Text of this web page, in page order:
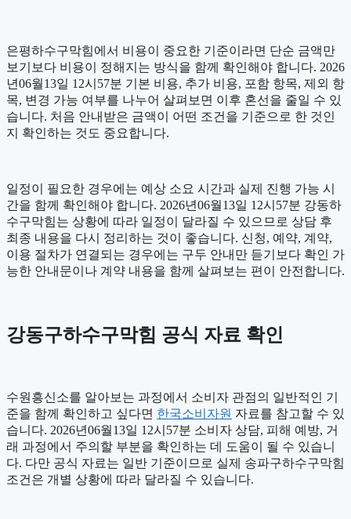
은평하수구막힘에서 비용이 중요한 기준이라면 단순 금액만
보기보다 비용이 정해지는 방식을 함께 확인해야 합니다. 2026
년06월13일 12시57분 기본 비용, 추가 비용, 포함 항목, 제외 항
목, 변경 가능 여부를 나누어 살펴보면 이후 혼선을 줄일 수 있
습니다. 처음 안내받은 금액이 어떤 조건을 기준으로 한 것인
지 확인하는 것도 중요합니다.
일정이 필요한 경우에는 예상 소요 시간과 실제 진행 가능 시
간을 함께 확인해야 합니다. 2026년06월13일 12시57분 강동하
수구막힘는 상황에 따라 일정이 달라질 수 있으므로 상담 후
최종 내용을 다시 정리하는 것이 좋습니다. 신청, 예약, 계약,
이용 절차가 연결되는 경우에는 구두 안내만 듣기보다 확인 가
능한 안내문이나 계약 내용을 함께 살펴보는 편이 안전합니다.
강동구하수구막힘 공식 자료 확인
수원흥신소를 알아보는 과정에서 소비자 관점의 일반적인 기
준을 함께 확인하고 싶다면 한국소비자원 자료를 참고할 수 있
습니다. 2026년06월13일 12시57분 소비자 상담, 피해 예방, 거
래 과정에서 주의할 부분을 확인하는 데 도움이 될 수 있습니
다. 다만 공식 자료는 일반 기준이므로 실제 송파구하수구막힘
조건은 개별 상황에 따라 달라질 수 있습니다.